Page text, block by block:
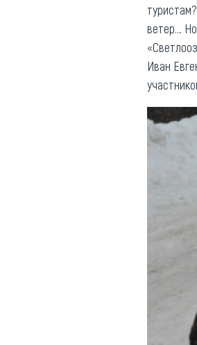
ветер…
Иван